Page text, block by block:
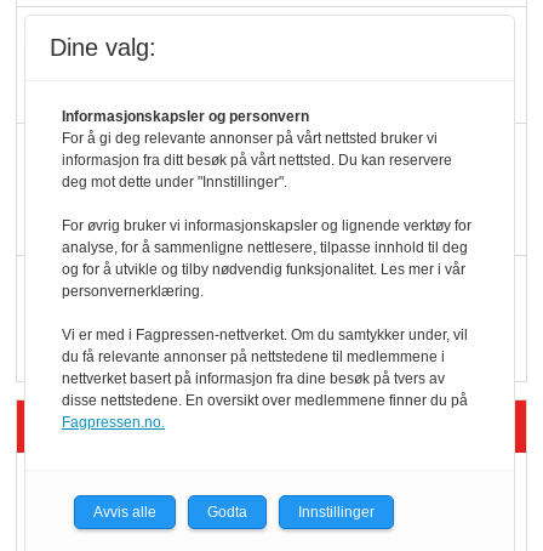
KBS-bransjen i
endring: Stadig større
serveringstilbud
Vokser med ferdigmat
i dagligvare
Siste artikler - Butikk i praksis
Rema-flaggskip
dundrer videre
Dine valg:
Informasjonskapsler og personvern
For å gi deg relevante annonser på vårt nettsted bruker vi
informasjon fra ditt besøk på vårt nettsted. Du kan reservere
deg mot dette under "Innstillinger".
For øvrig bruker vi informasjonskapsler og lignende verktøy for
analyse, for å sammenligne nettlesere, tilpasse innhold til deg
og for å utvikle og tilby nødvendig funksjonalitet. Les mer i vår
personvernerklæring.
Vi er med i Fagpressen-nettverket. Om du samtykker under, vil
du få relevante annonser på nettstedene til medlemmene i
nettverket basert på informasjon fra dine besøk på tvers av
disse nettstedene. En oversikt over medlemmene finner du på
Fagpressen.no.
Avvis alle Godta Innstillinger